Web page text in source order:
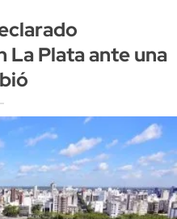
Plata ante una